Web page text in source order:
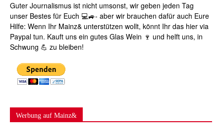
Guter Journalismus ist nicht umsonst, wir geben jeden Tag
unser Bestes für Euch 💻🚙- aber wir brauchen dafür auch Eure
Hilfe: Wenn Ihr Mainz& unterstützen wollt, könnt Ihr das hier via
Paypal tun. Kauft uns ein gutes Glas Wein 🍷 und helft uns, in
Schwung 💪 zu bleiben!
Werbung auf Mainz&